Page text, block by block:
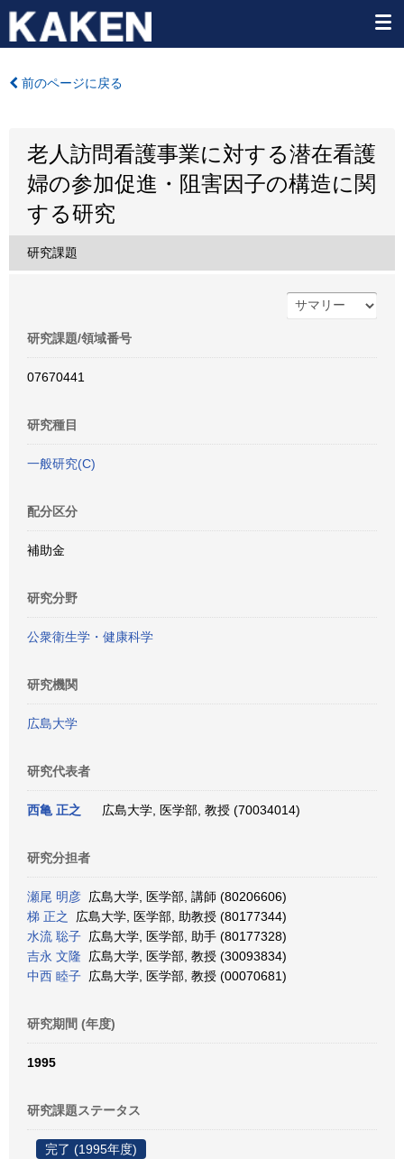
前のページに戻る
老人訪問看護事業に対する潜在看護
婦の参加促進・阻害因子の構造に関
する研究
研究課題
研究課題/領域番号
07670441
研究種目
一般研究(C)
配分区分
補助金
研究分野
公衆衛生学・健康科学
研究機関
広島大学
研究代表者
西亀 正之 広島大学, 医学部, 教授 (70034014)
研究分担者
瀬尾 明彦 広島大学, 医学部, 講師 (80206606)
梯 正之
広島大学, 医学部, 助教授 (80177344)
水流 聡子 広島大学, 医学部, 助手 (80177328)
吉永 文隆 広島大学, 医学部, 教授 (30093834)
中西 睦子 広島大学, 医学部, 教授 (00070681)
研究期間 (年度)
1995
研究課題ステータス
完了 (1995年度)